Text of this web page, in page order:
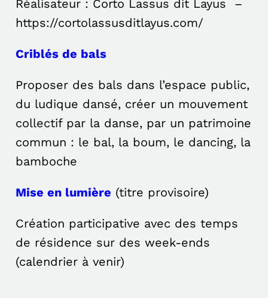
Réalisateur : Corto Lassus dit Layus –
https://cortolassusditlayus.com/
Criblés de bals
Proposer des bals dans l’espace public,
du ludique dansé, créer un mouvement
collectif par la danse, par un patrimoine
commun : le bal, la boum, le dancing, la
bamboche
Mise en lumière (titre provisoire)
Création participative avec des temps
de résidence sur des week-ends
(calendrier à venir)